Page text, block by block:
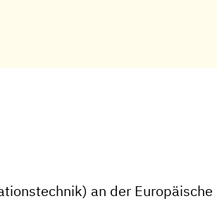
an der Europäische